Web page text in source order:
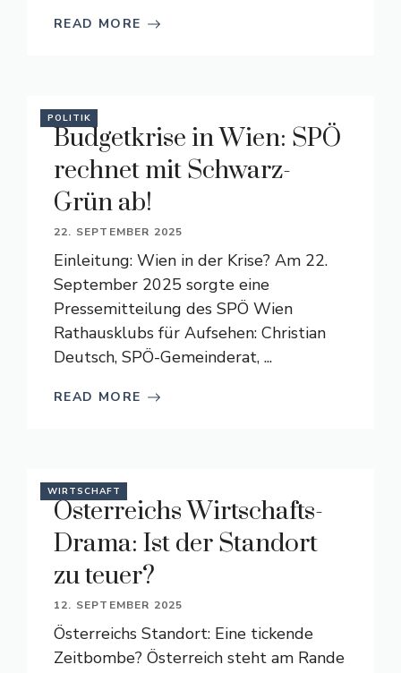
READ MORE
POLITIK
Budgetkrise in Wien: SPÖ
rechnet mit Schwarz-
Grün ab!
22. SEPTEMBER 2025
Einleitung: Wien in der Krise? Am 22.
September 2025 sorgte eine
Pressemitteilung des SPÖ Wien
Rathausklubs für Aufsehen: Christian
Deutsch, SPÖ-Gemeinderat, ...
READ MORE
WIRTSCHAFT
Österreichs Wirtschafts-
Drama: Ist der Standort
zu teuer?
12. SEPTEMBER 2025
Österreichs Standort: Eine tickende
Zeitbombe? Österreich steht am Rande